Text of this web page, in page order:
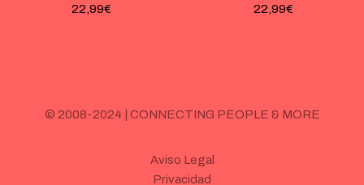
22,99€
22,99€
© 2008-2024 | CONNECTING PEOPLE & MORE
Aviso Legal
Privacidad